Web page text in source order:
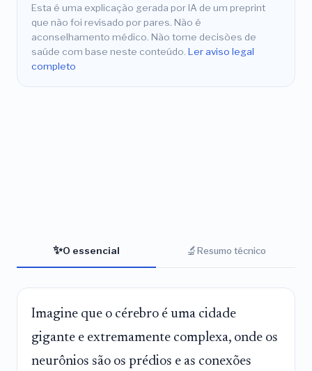
Esta é uma explicação gerada por IA de um preprint
que não foi revisado por pares. Não é
aconselhamento médico. Não tome decisões de
saúde com base neste conteúdo. Ler aviso legal
completo
✨O essencial 🔬Resumo técnico
Imagine que o cérebro é uma cidade
gigante e extremamente complexa, onde os
neurônios são os prédios e as conexões